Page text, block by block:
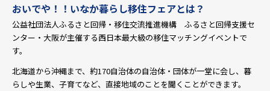
おいでや！！いなか暮らし移住フェアとは？
公益社団法人ふるさと回帰・移住交流推進機構 ふるさと回帰支援セ
ンター・大阪が主催する西日本最大級の移住マッチングイベントで
す。
北海道から沖縄まで、約170自治体の自治体・団体が一堂に会し、暮
らしや生業、子育てなど、直接地域のことを聞くことができます。